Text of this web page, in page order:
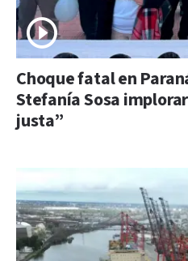
Choque fatal en
Stefanía Sosa
justa”